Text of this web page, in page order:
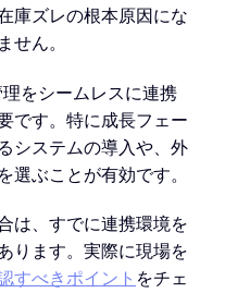
庫ズレの根本原因にな
せん。
理をシームレスに連携
です。特に成長フェー
システムの導入や、外
選ぶことが有効です。
は、すでに連携環境を
ります。実際に現場を
すべきポイント をチェ